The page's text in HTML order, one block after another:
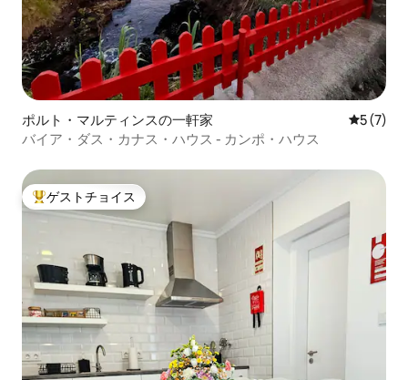
ポルト・マルティンスの一軒家 レビュー
5 (7)
バイア・ダス・カナス・ハウス - カンポ・ハウス
大好評のゲストチョイスです。
ゲストチョイス